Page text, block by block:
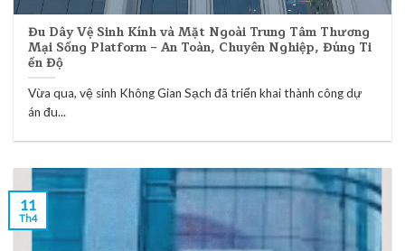
Đu Dây Vệ Sinh Kính và Mặt Ngoài Trung Tâm Thương
Mại Sống Platform – An Toàn, Chuyên Nghiệp, Đúng Ti
ến Độ
Vừa qua, vệ sinh Không Gian Sạch đã triển khai thành công dự
án đu...
11
Th4